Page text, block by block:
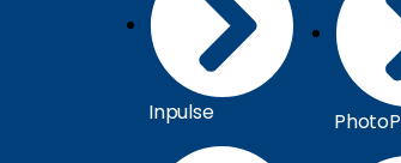
Inpulse